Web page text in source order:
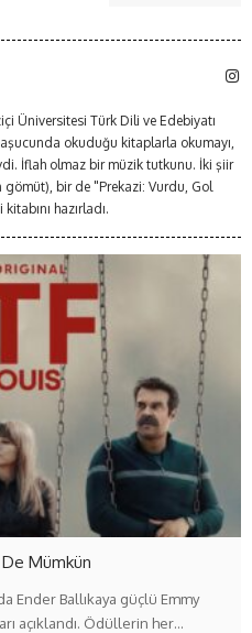
Üniversitesi Türk Dili ve Edebiyatı
okuduğu kitaplarla okumayı,
İflah olmaz bir müzik tutkunu. İki şiir
bir de "Prekazi: Vurdu, Gol
hazırladı.
Mümkün
Ender Ballıkaya güçlü Emmy
açıklandı. Ödüllerin her…